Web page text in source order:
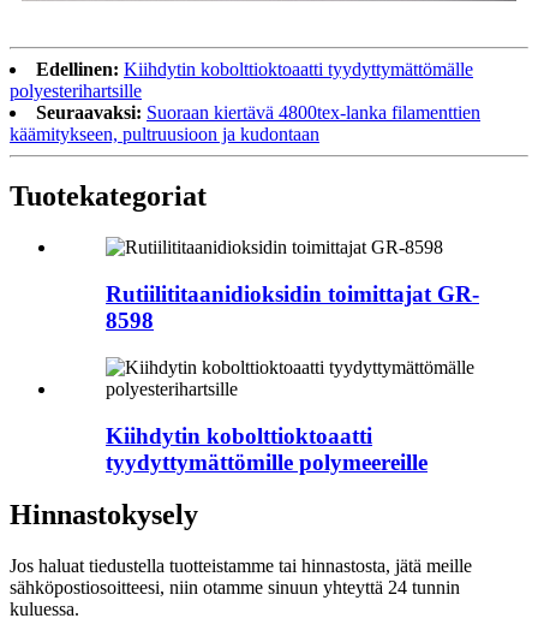
Edellinen: Kiihdytin kobolttioktoaatti tyydyttymättömälle
polyesterihartsille
Seuraavaksi: Suoraan kiertävä 4800tex-lanka filamenttien
käämitykseen, pultruusioon ja kudontaan
Tuotekategoriat
Rutiilititaanidioksidin toimittajat GR-
8598
Kiihdytin kobolttioktoaatti
tyydyttymättömille polymeereille
Hinnastokysely
Jos haluat tiedustella tuotteistamme tai hinnastosta, jätä meille
sähköpostiosoitteesi, niin otamme sinuun yhteyttä 24 tunnin
kuluessa.